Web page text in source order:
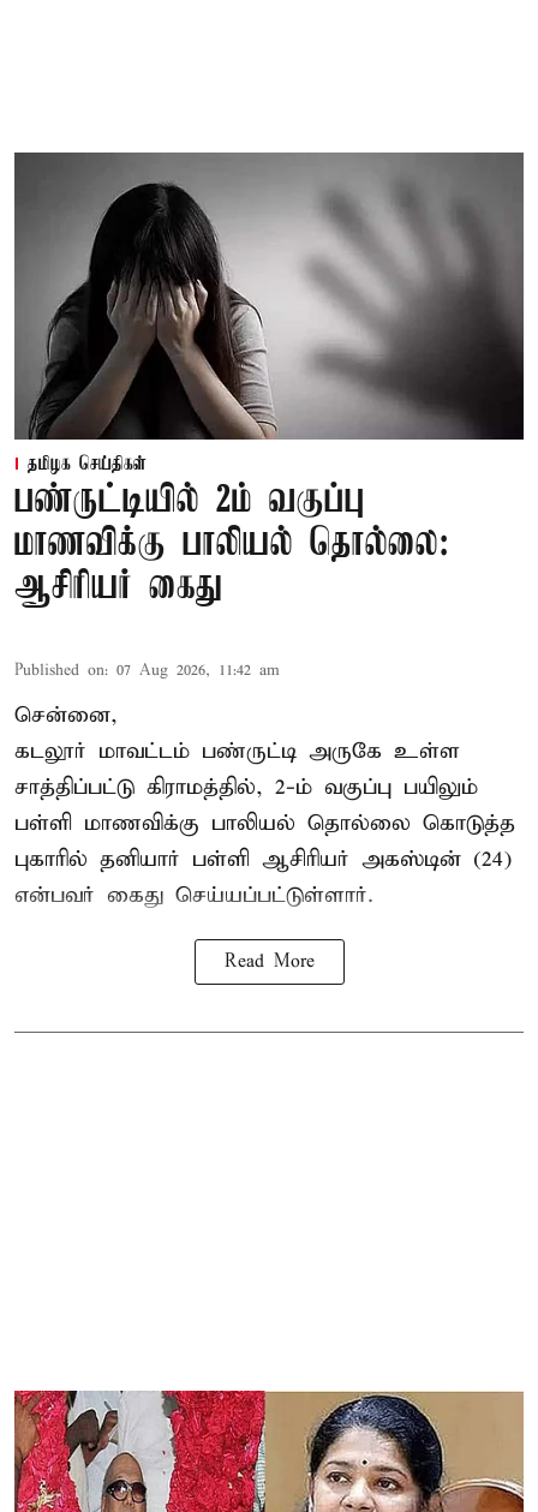
தமிழக செய்திகள்
பண்ருட்டியில் 2ம் வகுப்பு
மாணவிக்கு பாலியல் தொல்லை:
ஆசிரியர் கைது
Published on: 07 Aug 2026, 11:42 am
சென்னை,
கடலூர் மாவட்டம் பண்ருட்டி அருகே உள்ள
சாத்திப்பட்டு கிராமத்தில், 2-ம் வகுப்பு பயிலும்
பள்ளி மாணவிக்கு பாலியல் தொல்லை கொடுத்த
புகாரில் தனியார் பள்ளி ஆசிரியர் அகஸ்டின் (24)
என்பவர் கைது செய்யப்பட்டுள்ளார்.
Read More